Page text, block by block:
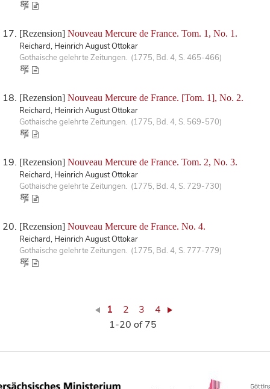
[Rezension] Nouveau Mercure de France. Tom. 1, No. 1.
Reichard, Heinrich August Ottokar
Gothaische gelehrte Zeitungen. (1775, Bd. 4, S. 465-466)
[Rezension] Nouveau Mercure de France. [Tom. 1], No. 2.
Reichard, Heinrich August Ottokar
Gothaische gelehrte Zeitungen. (1775, Bd. 4, S. 569-570)
[Rezension] Nouveau Mercure de France. Tom. 2, No. 3.
Reichard, Heinrich August Ottokar
Gothaische gelehrte Zeitungen. (1775, Bd. 4, S. 729-730)
[Rezension] Nouveau Mercure de France. No. 4.
Reichard, Heinrich August Ottokar
Gothaische gelehrte Zeitungen. (1775, Bd. 4, S. 777-779)
1 2 3
4
1-20 of 75